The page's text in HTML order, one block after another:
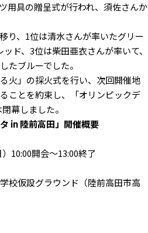
用具の贈呈式が行われ、須佐さんか
り、1位は清水さんが率いたグリー
ド、3位は柴田亜衣さんが率いて、
たブルーでした。
火」の採火式を行い、次回開催地
ことを約束し、「オリンピックデ
幕しました。
in 陸前高田」開催概要
10:00開会〜13:00終了
校仮設グラウンド（陸前高田市高